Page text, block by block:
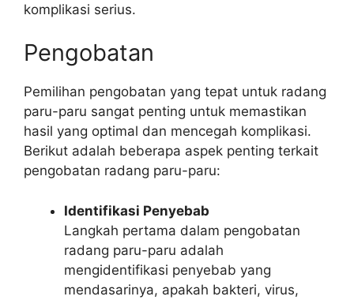
komplikasi serius.
Pengobatan
Pemilihan pengobatan yang tepat untuk radang
paru-paru sangat penting untuk memastikan
hasil yang optimal dan mencegah komplikasi.
Berikut adalah beberapa aspek penting terkait
pengobatan radang paru-paru:
Identifikasi Penyebab
Langkah pertama dalam pengobatan
radang paru-paru adalah
mengidentifikasi penyebab yang
mendasarinya, apakah bakteri, virus,